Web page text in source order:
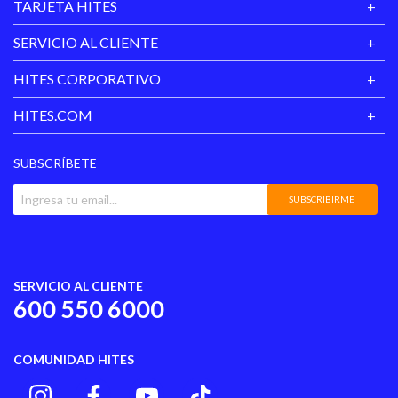
TARJETA HITES
SERVICIO AL CLIENTE
HITES CORPORATIVO
HITES.COM
SUBSCRÍBETE
SUBSCRIBIRME
SERVICIO AL CLIENTE
600 550 6000
COMUNIDAD HITES